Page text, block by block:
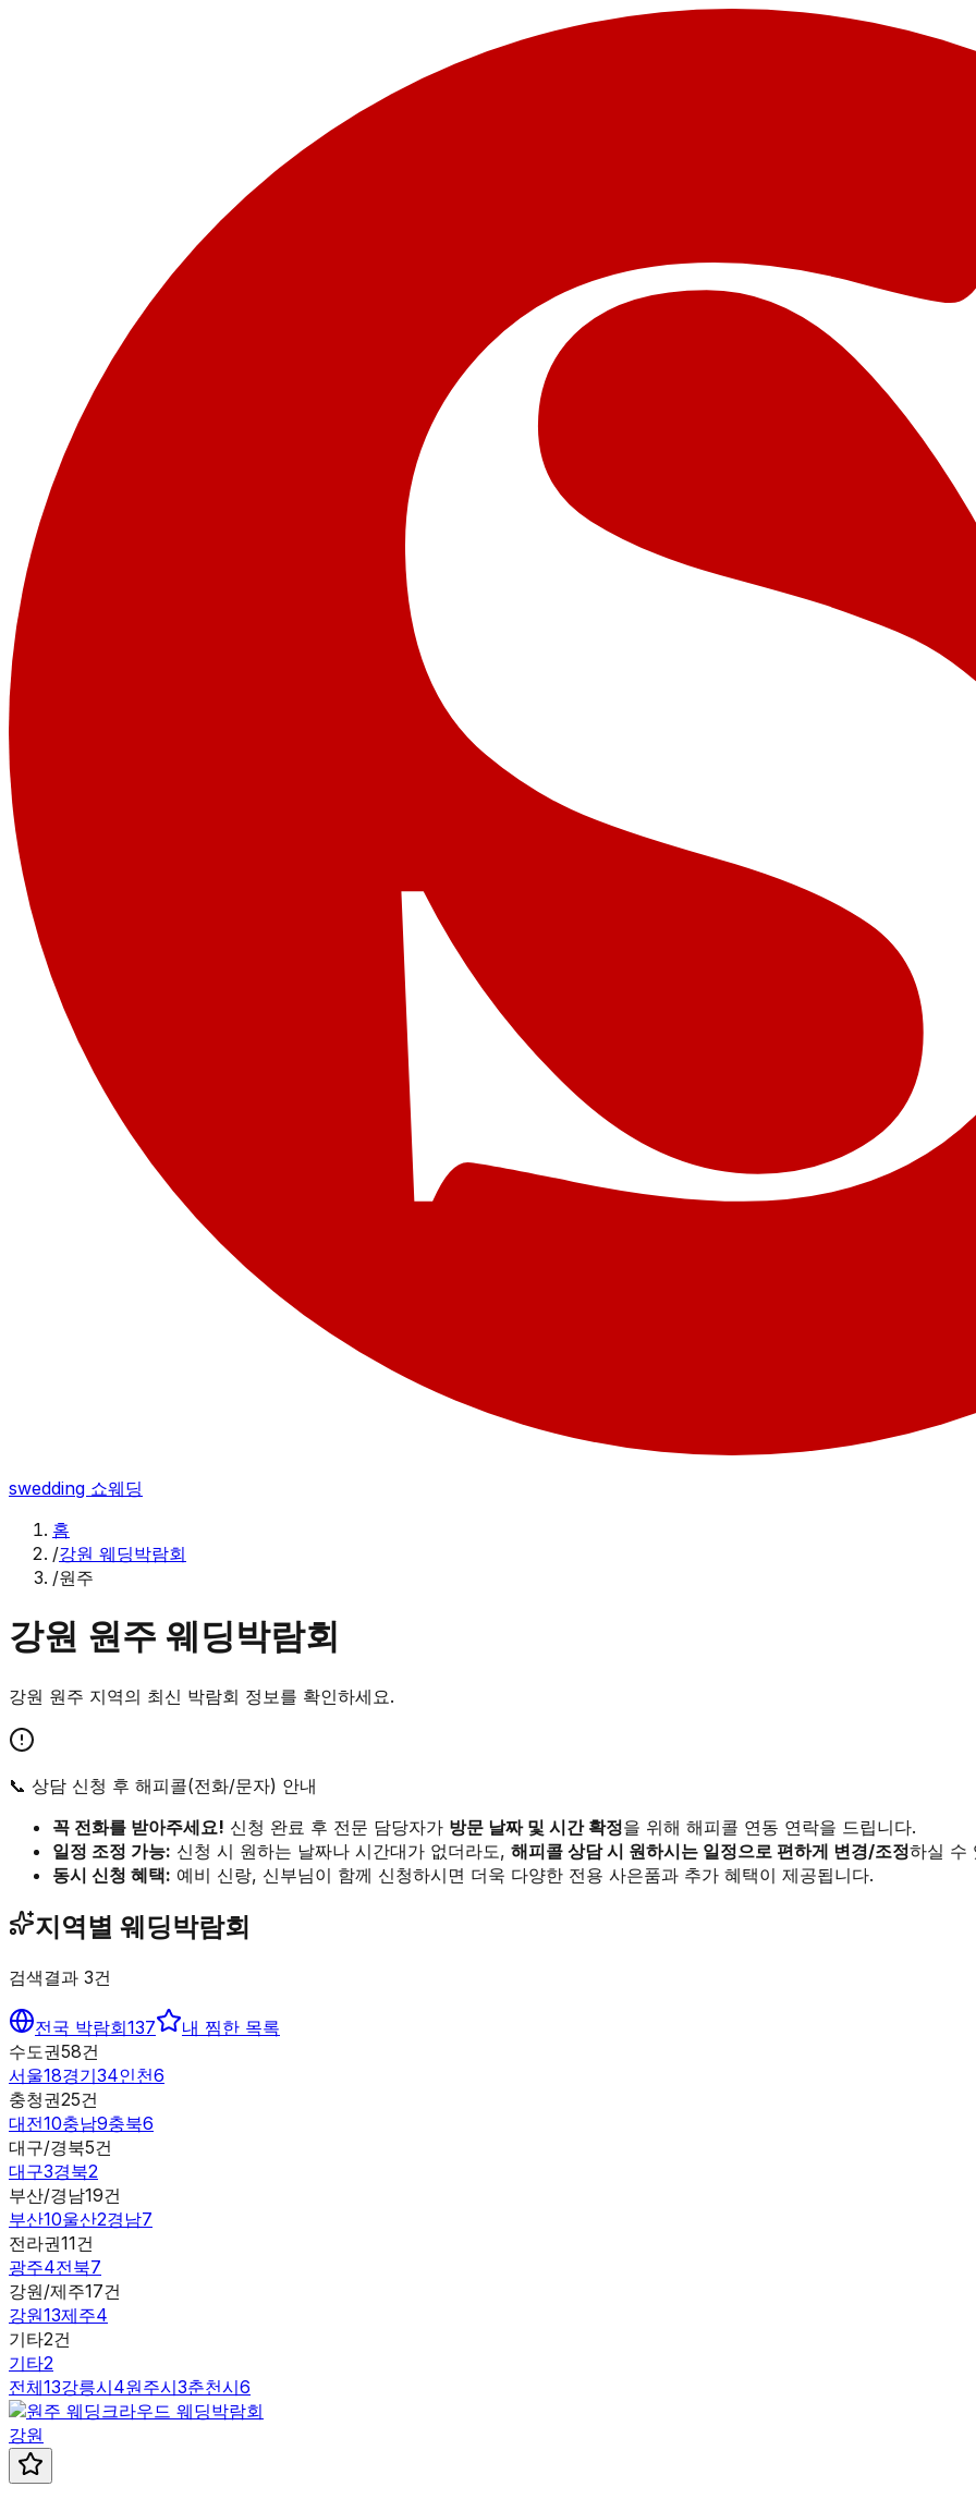
swedding 쇼웨딩
홈
/강원 웨딩박람회
/원주
강원 원주 웨딩박람회
강원 원주 지역의 최신 박람회 정보를 확인하세요.
📞 상담 신청 후 해피콜(전화/문자) 안내
꼭 전화를 받아주세요! 신청 완료 후 전문 담당자가 방문 날짜 및 시간 확정을 위해 해피콜 연동 연락을 드립니다.
일정 조정 가능: 신청 시 원하는 날짜나 시간대가 없더라도, 해피콜 상담 시 원하시는 일정으로 편하게 변경/조정하실 수
동시 신청 혜택: 예비 신랑, 신부님이 함께 신청하시면 더욱 다양한 전용 사은품과 추가 혜택이 제공됩니다.
지역별 웨딩박람회
검색결과 3건
전국 박람회137
내 찜한 목록
수도권58건
서울18경기34인천6
충청권25건
대전10충남9충북6
대구/경북5건
대구3경북2
부산/경남19건
부산10울산2경남7
전라권11건
광주4전북7
강원/제주17건
강원13제주4
기타2건
기타2
전체13강릉시4원주시3춘천시6
강원